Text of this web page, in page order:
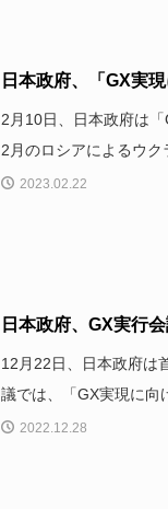
日本政府、「GX実
2月10日、日本政府は
2月のロシアによるウク
2023.02.22
日本政府、GX実行
12月22日、日本政府は
議では、「GX実現に向
2022.12.28